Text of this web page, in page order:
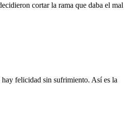
cortar la rama que daba el mal
felicidad sin sufrimiento. Así es la